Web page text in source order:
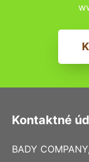
Kontaktné
BADY